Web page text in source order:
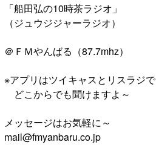
「船田弘の10時茶ラジオ」
（ジュウジジャーラジオ）
＠ＦＭやんばる（87.7mhz）
※アプリはツイキャスとリスラジで
どこからでも聞けますよ～
メッセージはお気軽に～
mail@fmyanbaru.co.jp